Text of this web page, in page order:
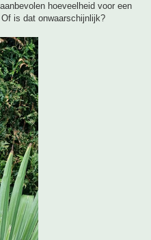
hoeveelheid voor een
is dat onwaarschijnlijk?